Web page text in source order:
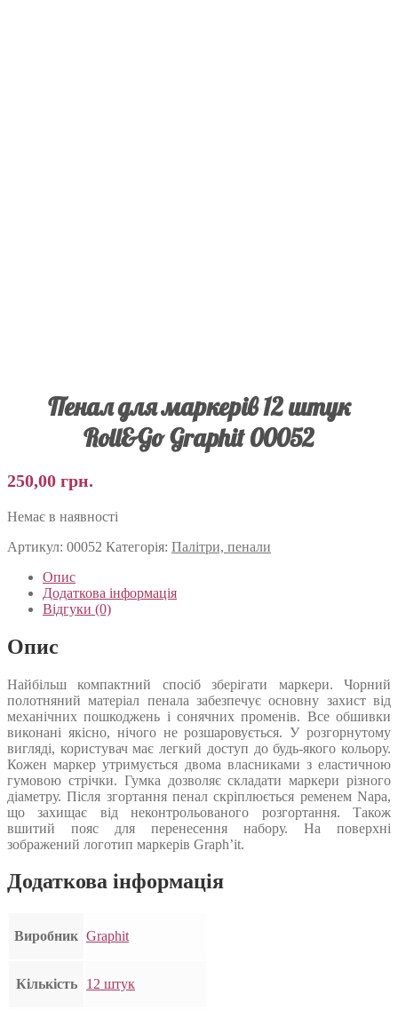
Пенал для маркерів 12 штук
Roll&Go Graphit 00052
250,00 грн.
Немає в наявності
Артикул: 00052 Категорія: Палітри, пенали
Опис
Додаткова інформація
Відгуки (0)
Опис
Найбільш компактний спосіб зберігати маркери. Чорний
полотняний матеріал пенала забезпечує основну захист від
механічних пошкоджень і сонячних променів. Все обшивки
виконані якісно, нічого не розшаровується. У розгорнутому
вигляді, користувач має легкий доступ до будь-якого кольору.
Кожен маркер утримується двома власниками з еластичною
гумовою стрічки. Гумка дозволяє складати маркери різного
діаметру. Після згортання пенал скріплюється ременем Napa,
що захищає від неконтрольованого розгортання. Також
вшитий пояс для перенесення набору. На поверхні
зображений логотип маркерів Graph’it.
Додаткова інформація
Виробник Graphit
Кількість 12 штук